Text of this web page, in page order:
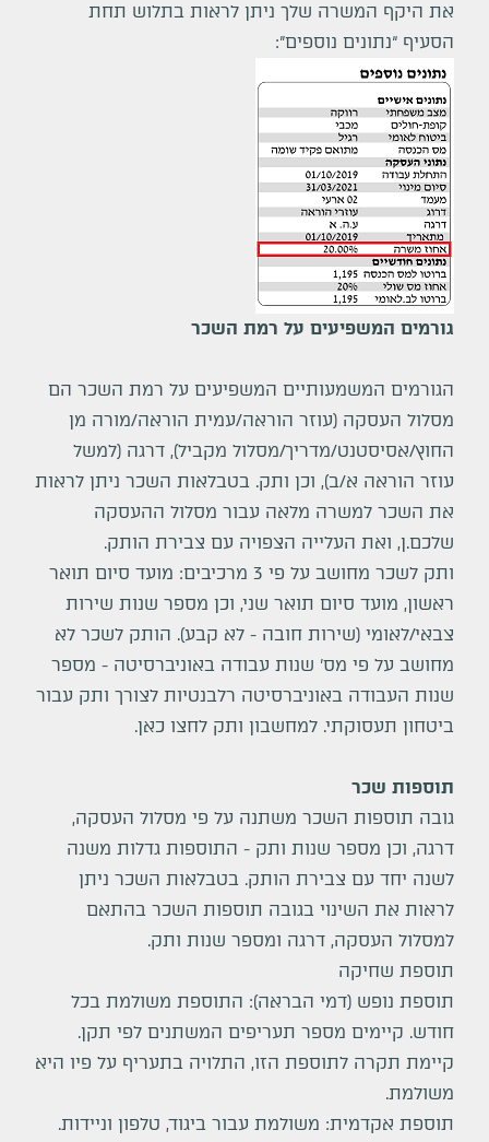
את היקף המשרה שלך ניתן לראות בתלוש תחת
הסעיף “נתונים נוספים”:
גורמים המשפיעים על רמת השכר
הגורמים המשמעותיים המשפיעים על רמת השכר הם
מסלול העסקה (עוזר הוראה/עמית הוראה/מורה מן
החוץ/אסיסטנט/מדריך/מסלול מקביל), דרגה (למשל
עוזר הוראה א/ב), וכן ותק. בטבלאות השכר ניתן לראות
את השכר למשרה מלאה עבור מסלול ההעסקה
שלכם.ן, ואת העלייה הצפויה עם צבירת הותק.
ותק לשכר מחושב על פי 3 מרכיבים: מועד סיום תואר
ראשון, מועד סיום תואר שני, וכן מספר שנות שירות
צבאי/לאומי (שירות חובה - לא קבע). הותק לשכר לא
מחושב על פי מס' שנות עבודה באוניברסיטה - מספר
שנות העבודה באוניברסיטה רלבנטיות לצורך ותק עבור
ביטחון תעסוקתי. למחשבון ותק לחצו כאן.
תוספות שכר
גובה תוספות השכר משתנה על פי מסלול העסקה,
דרגה, וכן מספר שנות ותק - התוספות גדלות משנה
לשנה יחד עם צבירת הותק. בטבלאות השכר ניתן
לראות את השינוי בגובה תוספות השכר בהתאם
למסלול העסקה, דרגה ומספר שנות ותק.
תוספת שחיקה
תוספת נופש (דמי הבראה): התוספת משולמת בכל
חודש. קיימים מספר תעריפים המשתנים לפי תקן.
קיימת תקרה לתוספת הזו, התלויה בתעריף על פיו היא
משולמת.
תוספת אקדמית: משולמת עבור ביגוד, טלפון וניידות.